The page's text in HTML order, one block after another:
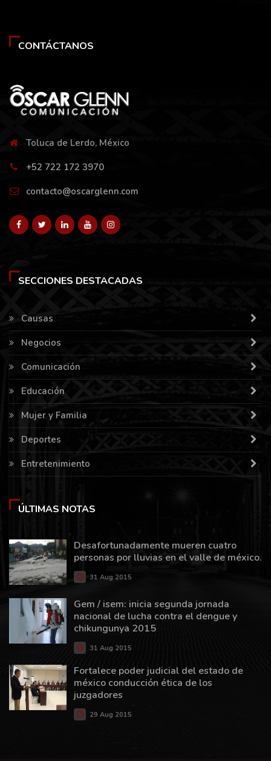
CONTÁCTANOS
Toluca de Lerdo, México
+52 722 172 3970
contacto@oscarglenn.com
SECCIONES DESTACADAS
Causas
Negocios
Comunicación
Educación
Mujer y Familia
Deportes
Entretenimiento
ÚLTIMAS NOTAS
Desafortunadamente mueren cuatro
personas por lluvias en el valle de méxico.
31 Aug 2015
Gem / isem: inicia segunda jornada
nacional de lucha contra el dengue y
chikungunya 2015
31 Aug 2015
Fortalece poder judicial del estado de
méxico conducción ética de los
juzgadores
29 Aug 2015